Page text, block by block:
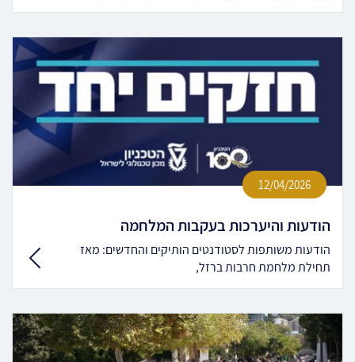
12/04/2026
הודעות והיערכות בעקבות המלחמה
הודעות משותפות לסטודנטים הותיקים והחדשים: מאז
תחילת מלחמת חרבות ברזל,